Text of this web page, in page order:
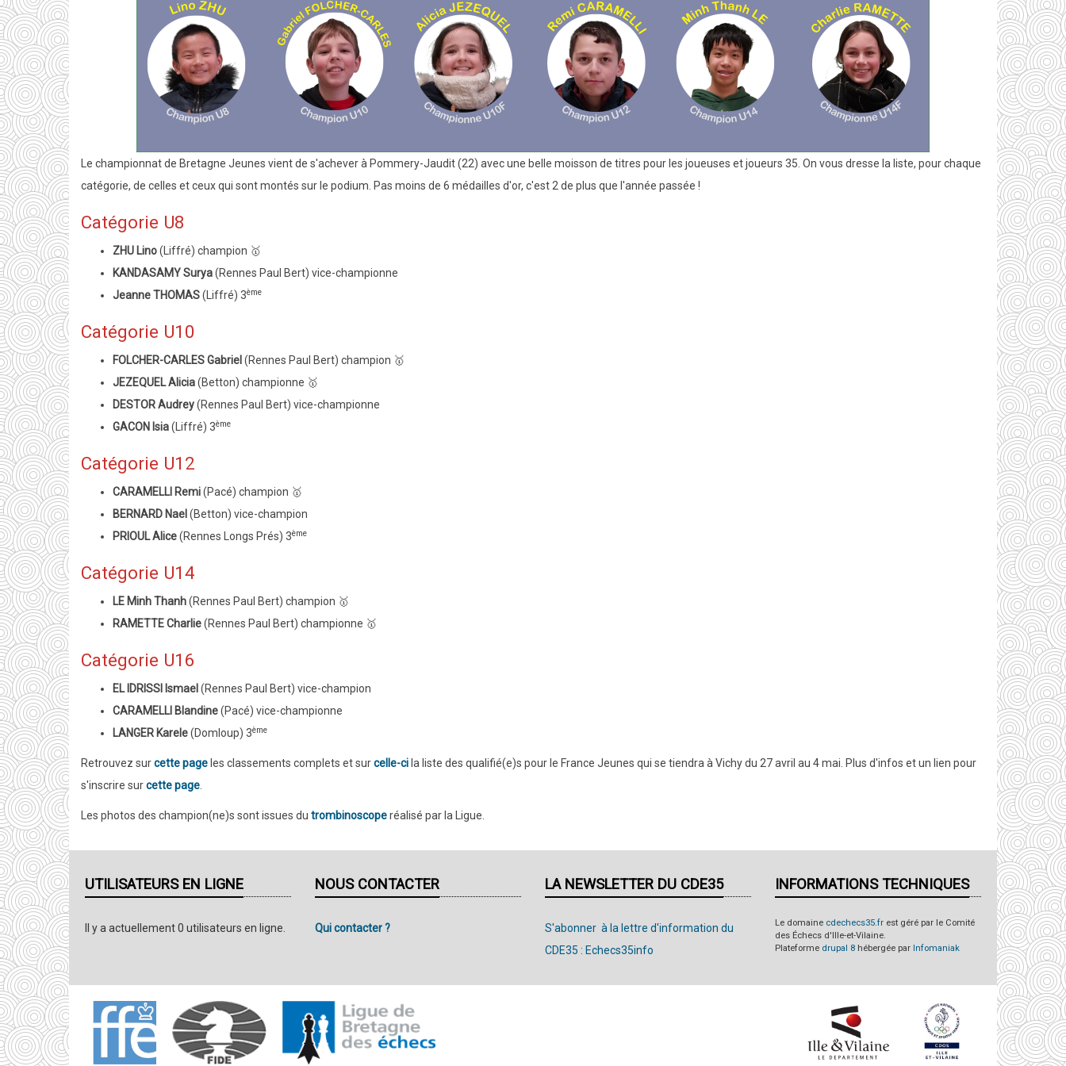
Le championnat de Bretagne Jeunes vient de s'achever à Pommery-Jaudit (22) avec une belle moisson de titres pour les joueuses et joueurs 35. On vous dresse la liste, pour chaque
catégorie, de celles et ceux qui sont montés sur le podium. Pas moins de 6 médailles d'or, c'est 2 de plus que l'année passée !
Catégorie U8
ZHU Lino(Liffré) champion 🥇
KANDASAMY Surya(Rennes Paul Bert) vice-championne
Jeanne THOMAS(Liffré) 3ème
Catégorie U10
FOLCHER-CARLES Gabriel (Rennes Paul Bert) champion 🥇
JEZEQUEL Alicia(Betton) championne 🥇
DESTOR Audrey(Rennes Paul Bert) vice-championne
GACON Isia(Liffré) 3ème
Catégorie U12
CARAMELLI Remi(Pacé) champion 🥇
BERNARD Nael (Betton) vice-champion
PRIOUL Alice(Rennes Longs Prés) 3ème
Catégorie U14
LE Minh Thanh(Rennes Paul Bert) champion 🥇
RAMETTE Charlie(Rennes Paul Bert) championne 🥇
Catégorie U16
EL IDRISSI Ismael (Rennes Paul Bert) vice-champion
CARAMELLI Blandine(Pacé) vice-championne
LANGER Karele(Domloup) 3ème
Retrouvez surcette page les classements complets et surcelle-ci la liste des qualifié(e)s pour le France Jeunes qui se tiendra à Vichy du 27 avril au 4 mai. Plus d'infos et un lien pour
s'inscrire surcette page
Les photos des champion(ne)s sont issues du trombinoscoperéalisé par la Ligue.
UTILISATEURS EN LIGNE
Il y a actuellement 0 utilisateurs en ligne.
NOUS CONTACTER
Qui contacter ?
LA NEWSLETTER DU CDE35
S'abonner à la lettre d'information du
CDE35 : Echecs35info
INFORMATIONS TECHNIQUES
Le domaine cdechecs35.fr est géré par le Comité
des Échecs d'Ille-et-Vilaine.
Plateforme drupal 8 hébergée par Infomaniak